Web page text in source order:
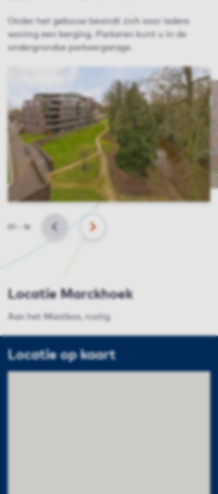
Onder het gebouw bevindt zich voor iedere
woning een berging. Parkeren kunt u in de
ondergrondse parkeergarage.
Slide
VORIGE VOLGENDE
Locatie Marckhoek
Aan het Mastbos, rustig
Locatie op kaart